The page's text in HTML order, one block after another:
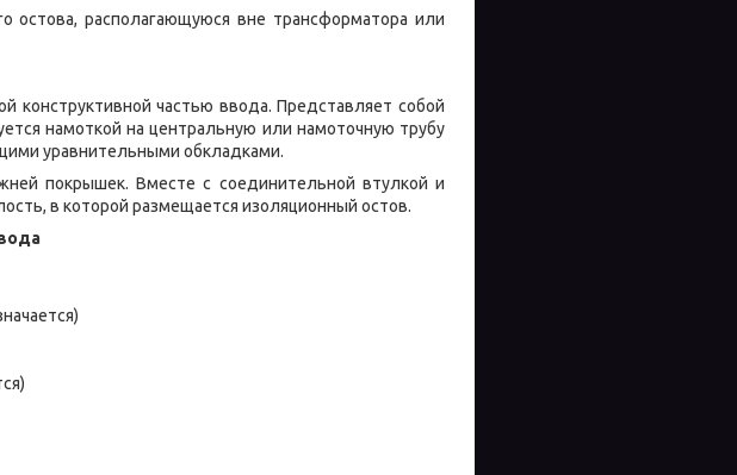
остова, располагающуюся вне трансформатора или
конструктивной частью ввода. Представляет собой
намоткой на центральную или намоточную трубу
уравнительными обкладками.
покрышек. Вместе с соединительной втулкой и
в которой размещается изоляционный остов.